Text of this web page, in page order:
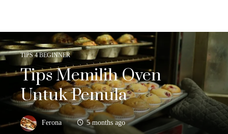
TIPS 4 BEGINNER
Tips Memilih Oven
Untuk Pemula
Ferona 5 months ago